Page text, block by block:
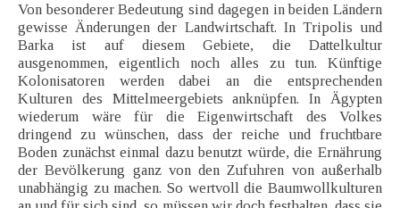
Von besonderer Bedeutung sind dagegen in beiden Ländern
gewisse Änderungen der Landwirtschaft. In Tripolis und
Barka ist auf diesem Gebiete, die Dattelkultur
ausgenommen, eigentlich noch alles zu tun. Künftige
Kolonisatoren werden dabei an die entsprechenden
Kulturen des Mittelmeergebiets anknüpfen. In Ägypten
wiederum wäre für die Eigenwirtschaft des Volkes
dringend zu wünschen, dass der reiche und fruchtbare
Boden zunächst einmal dazu benutzt würde, die Ernährung
der Bevölkerung ganz von den Zufuhren von außerhalb
unabhängig zu machen. So wertvoll die Baumwollkulturen